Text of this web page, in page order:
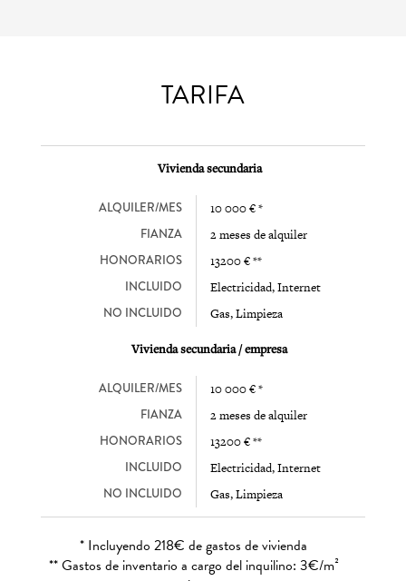
TARIFA
Vivienda secundaria
ALQUILER/MES 10 000 € *
FIANZA 2 meses de alquiler
HONORARIOS 13200 € **
INCLUIDO Electricidad, Internet
NO INCLUIDO Gas, Limpieza
Vivienda secundaria / empresa
ALQUILER/MES 10 000 € *
FIANZA 2 meses de alquiler
HONORARIOS 13200 € **
INCLUIDO Electricidad, Internet
NO INCLUIDO Gas, Limpieza
* Incluyendo 218€ de gastos de vivienda
** Gastos de inventario a cargo del inquilino: 3€/m²